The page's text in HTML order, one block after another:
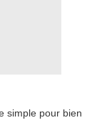
simple pour bien